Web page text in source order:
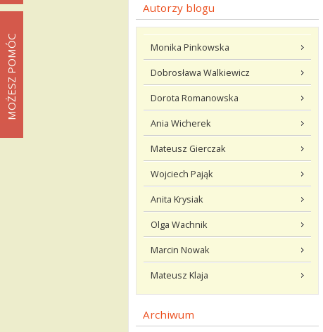
Autorzy blogu
Monika Pinkowska
Dobrosława Walkiewicz
Dorota Romanowska
Ania Wicherek
Mateusz Gierczak
Wojciech Pająk
Anita Krysiak
Olga Wachnik
Marcin Nowak
Mateusz Klaja
Archiwum
MOŻESZ POMÓC